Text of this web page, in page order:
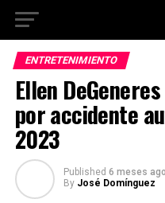
ENTRETENIMIENTO
Ellen
por accidente
2023
Published 6 meses ago
By José Domínguez